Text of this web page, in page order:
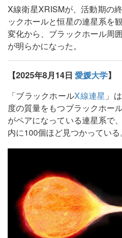
X線衛星XRISMが、活動期の
ックホールと恒星の連星系を
変化から、ブラックホール周
が明らかになった。
【2025年8月14日 愛媛大学】
「ブラックホールX線連星 」
度の質量をもつブラックホー
がペアになっている連星系で
内に100個ほど見つかっている。